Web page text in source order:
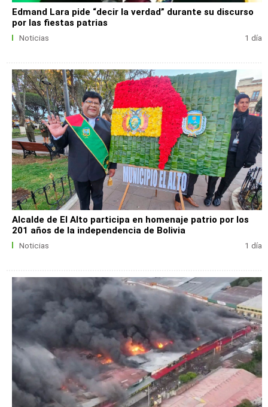
Edmand Lara pide “decir la verdad” durante su discurso
por las fiestas patrias
Noticias 1 día
Alcalde de El Alto participa en homenaje patrio por los
201 años de la independencia de Bolivia
Noticias 1 día